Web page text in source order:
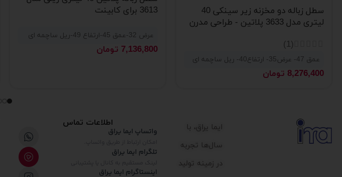
سطل زباله دو مخزنه زیر سینکی 40
لیتری مدل 3633 پلاتین - طراحی مدرن
(1)
عمق 47- عرض35- ارتفاع40- ریل ساچمه ای
8,276,400 تومان
3613 برای کابینت
عرض 32-عمق 45-ارتفاع 49-ریل ساچمه ای
7,136,800 تومان
ایما یراق، با
سال‌ها تجربه
در زمینه تولید
اطلاعات تماس